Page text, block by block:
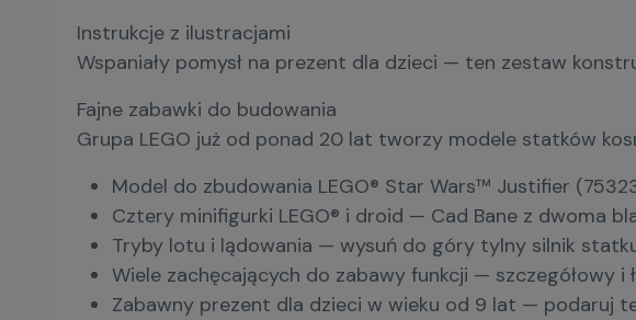
Instrukcje z ilustracjami
Wspaniały pomysł na prezent dla dzieci — ten zestaw
Fajne zabawki do budowania
Grupa LEGO już od ponad 20 lat tworzy modele statków
Model do zbudowania LEGO® Star Wars™ Justifier
Cztery minifigurki LEGO® i droid — Cad Bane z dwoma
Tryby lotu i lądowania — wysuń do góry tylny silnik
Wiele zachęcających do zabawy funkcji — szczegółowy
Zabawny prezent dla dzieci w wieku od 9 lat — podaruj